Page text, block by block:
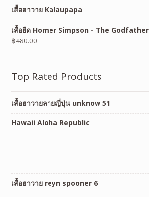
เสื้อฮาวาย Kalaupapa
เสื้อยืด Homer Simpson - The Godfather
฿480.00
Top Rated Products
เสื้อฮาวายลายญี่ปุ่น unknow 51
Hawaii Aloha Republic
เสื้อฮาวาย reyn spooner 6